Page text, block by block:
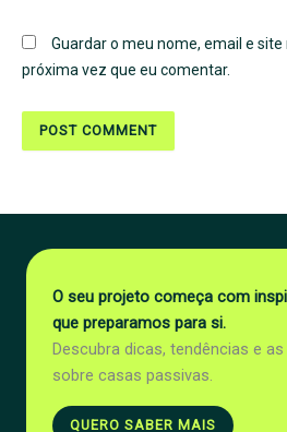
Guardar o meu nome, email e
próxima vez que eu comentar.
O seu projeto começa com
que preparamos para si.
Descubra dicas, tendências e
sobre casas passivas.
QUERO SABER MAIS